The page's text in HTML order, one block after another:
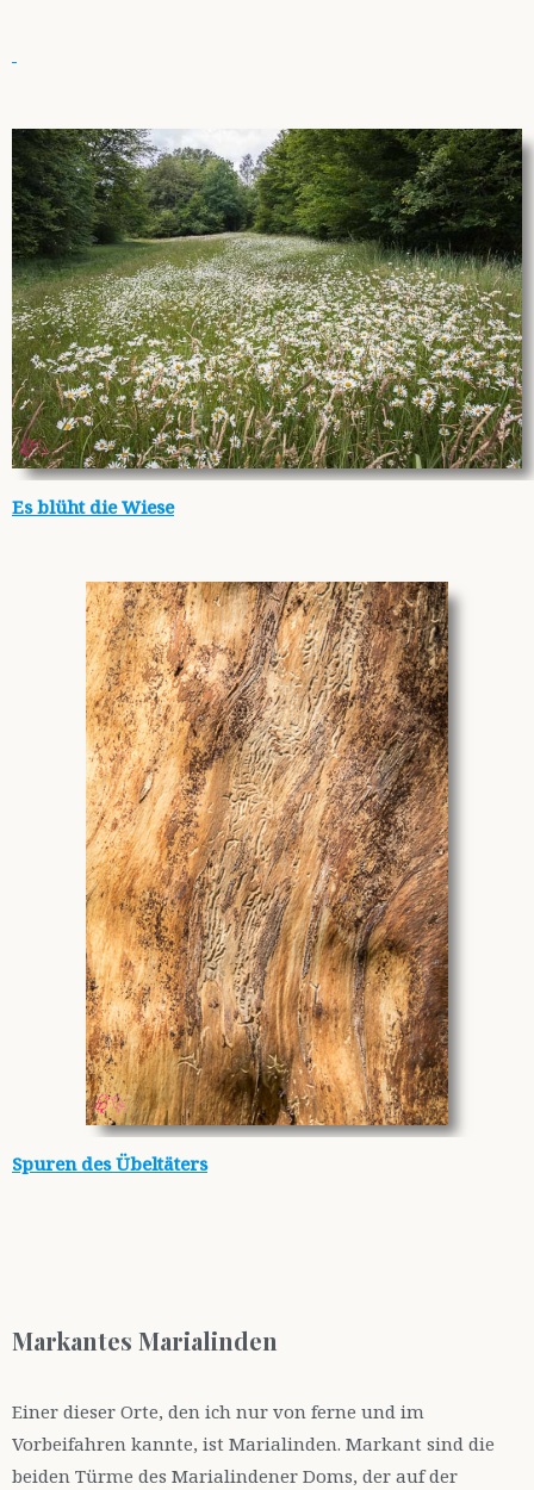
Es blüht die Wiese
Spuren des Übeltäters
Markantes Marialinden
Einer dieser Orte, den ich nur von ferne und im
Vorbeifahren kannte, ist Marialinden. Markant sind die
beiden Türme des Marialindener Doms, der auf der